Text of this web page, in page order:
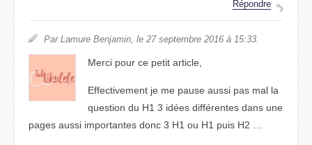
Répondre
Par Lamure Benjamin, le 27 septembre 2016 à 15:33.
Merci pour ce petit article,
Effectivement je me pause aussi pas mal la
question du H1 3 idées différentes dans une
pages aussi importantes donc 3 H1 ou H1 puis H2 …